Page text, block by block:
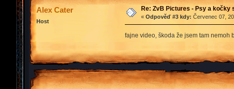
Alex Cater
Host
Re: ZvB Pictures - Psy a
« Odpověď #3 kdy: Červenec 07,
fajne video, škoda že jsem tam nemoh